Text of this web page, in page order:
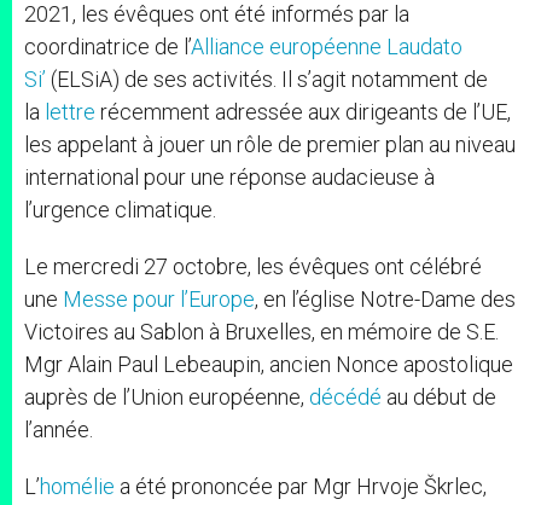
2021, les évêques ont été informés par la
coordinatrice de l’Alliance européenne Laudato
Si’ (ELSiA) de ses activités. Il s’agit notamment de
la lettre récemment adressée aux dirigeants de l’UE,
les appelant à jouer un rôle de premier plan au niveau
international pour une réponse audacieuse à
l’urgence climatique.
Le mercredi 27 octobre, les évêques ont célébré
une Messe pour l’Europe, en l’église Notre-Dame des
Victoires au Sablon à Bruxelles, en mémoire de S.E.
Mgr Alain Paul Lebeaupin, ancien Nonce apostolique
auprès de l’Union européenne, décédé au début de
l’année.
L’homélie a été prononcée par Mgr Hrvoje Škrlec,